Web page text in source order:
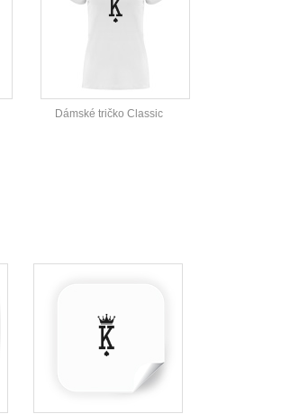
Dámské tričko Classic